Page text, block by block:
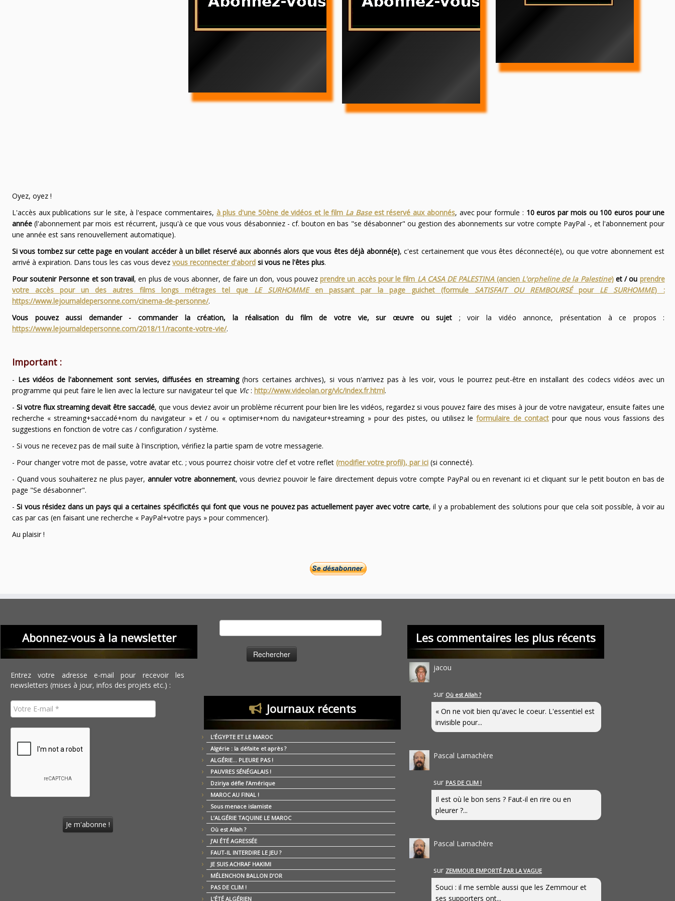
Oyez, oyez !
L'accès aux publications sur le site, à l'espace commentaires, à plus d'une 50ène de vidéos et le film La Baseest réservé aux abonnés, avec pour formule : 10 euros par mois ou 100 euros pour une
année(l'abonnement par mois est récurrent, jusqu'à ce que vous vous désabonniez - cf. bouton en bas "se désabonner" ou gestion des abonnements sur votre compte PayPal -, et l'abonnement pour
une année est sans renouvellement automatique).
Si vous tombez sur cette page en voulant accéder à un billet réservé aux abonnés alors que vous êtes déjà abonné(e), c'est certainement que vous êtes déconnecté(e), ou que votre abonnement est
arrivé à expiration. Dans tous les cas vous devez vous reconnecter d'abordsi vous ne l'êtes plus.
Pour soutenir Personne et son travail, en plus de vous abonner, de faire un don, vous pouvezprendre un accès pour le film LA CASA DE PALESTINA(ancien L'orpheline de la Palestine)et / ou prendre
votre accès pour un des autres films longs métrages tel que LE SURHOMMEen passant par la page guichet (formule SATISFAIT OU REMBOURSÉpour LE SURHOMME) :
https://www.lejournaldepersonne.com/cinema-de-personne/.
Vous pouvez aussi demander - commander la création, la réalisation du film de votre vie, sur œuvre ou sujet ; voir la vidéo annonce, présentation à ce propos :
https://www.lejournaldepersonne.com/2018/11/raconte-votre-vie/.
Important :
- Les vidéos de l'abonnement sont servies, diffusées en streaming(hors certaines archives), si vous n'arrivez pas à les voir, vous le pourrez peut-être en installant des codecs vidéos avec un
programme qui peut faire le lien avec la lecture sur navigateur tel que Vlc: http://www.videolan.org/vlc/index.fr.html.
- Si votre flux streaming devait être saccadé, que vous deviez avoir un problème récurrent pour bien lire les vidéos, regardez si vous pouvez faire des mises à jour de votre navigateur, ensuite faites une
recherche « streaming+saccadé+nom du navigateur » et / ou « optimiser+nom du navigateur+streaming » pour des pistes, ou utilisez leformulaire de contactpour que nous vous fassions des
suggestions en fonction de votre cas / configuration / système.
- Si vous ne recevez pas de mail suite à l'inscription, vérifiez la partie spam de votre messagerie.
- Pour changer votre mot de passe, votre avatar etc. ; vous pourrez choisir votre clef et votre reflet (modifier votre profil), par ici(si connecté).
- Quand vous souhaiterez ne plus payer,annuler votre abonnement, vous devriez pouvoir le faire directement depuis votre compte PayPal ou en revenant ici et cliquant sur le petit bouton en bas de
page "Se désabonner".
-Si vous résidez dans un pays qui a certaines spécificités qui font que vous ne pouvez pas actuellement payer avec votre carte, il y a probablement des solutions pour que cela soit possible, à voir au
cas par cas (en faisant une recherche « PayPal+votre pays » pour commencer).
Au plaisir !
Abonnez-vous à la newsletter
Entrez votre adresse e-mail pour recevoir les
newsletters (mises à jour, infos des projets etc.) :
Journaux récents
L’ÉGYPTE ET LE MAROC
Algérie : la défaite et après ?
ALGÉRIE… PLEURE PAS !
PAUVRES SÉNÉGALAIS !
Dziriya défie l’Amérique
MAROC AU FINAL !
Sous menace islamiste
L’ALGÉRIE TAQUINE LE MAROC
Où est Allah ?
J’AI ÉTÉ AGRESSÉE
FAUT-IL INTERDIRE LE JEU ?
JE SUIS ACHRAF HAKIMI
MÉLENCHON BALLON D’OR
PAS DE CLIM !
L’ÉTÉ ALGÉRIEN
Les commentaires les plus récents
jacou
sur Où est Allah ?
« On ne voit bien qu'avec le coeur. L'essentiel est
invisible pour...
Pascal Lamachère
sur PAS DE CLIM !
Il est où le bon sens ? Faut-il en rire ou en
pleurer ?...
Pascal Lamachère
sur ZEMMOUR EMPORTÉ PAR LA VAGUE
Souci : il me semble aussi que les Zemmour et
ses supporters ont...